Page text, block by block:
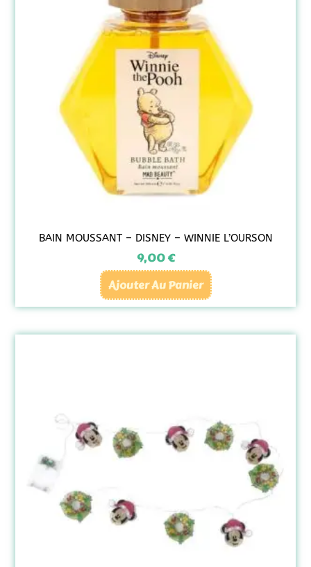
BAIN MOUSSANT – DISNEY – WINNIE L’OURSON
9,00€
Ajouter Au Panier